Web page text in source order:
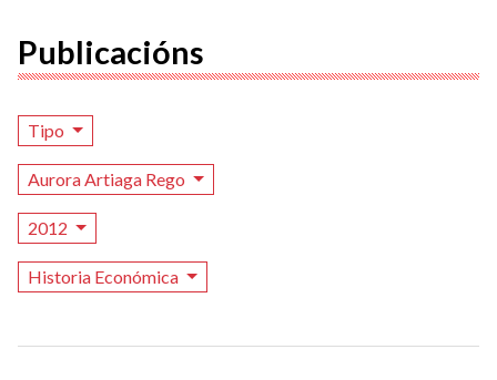
Publicacións
Tipo
Aurora Artiaga Rego
2012
Historia Económica